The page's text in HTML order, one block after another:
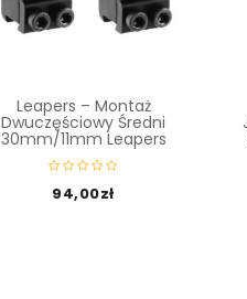
Leapers – Montaż
Dwuczęściowy Średni
30mm/11mm Leapers
94,00zł